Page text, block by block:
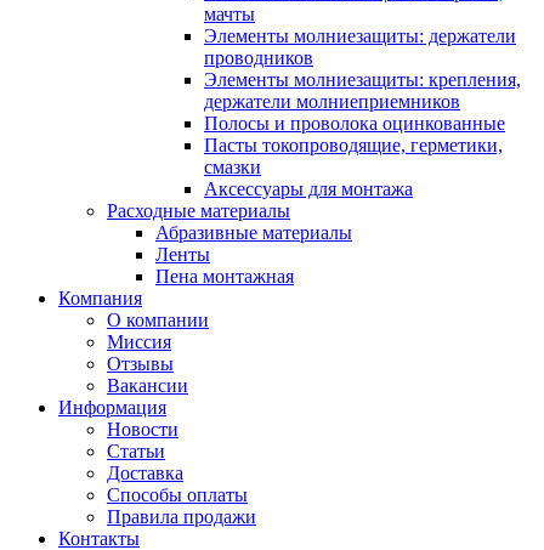
мачты
Элементы молниезащиты: держатели
проводников
Элементы молниезащиты: крепления,
держатели молниеприемников
Полосы и проволока оцинкованные
Пасты токопроводящие, герметики,
смазки
Аксессуары для монтажа
Расходные материалы
Абразивные материалы
Ленты
Пена монтажная
Компания
О компании
Миссия
Отзывы
Вакансии
Информация
Новости
Статьи
Доставка
Способы оплаты
Правила продажи
Контакты